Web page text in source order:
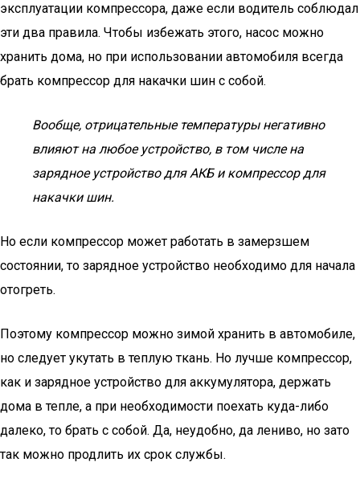
эксплуатации компрессора, даже если водитель соблюдал
эти два правила. Чтобы избежать этого, насос можно
хранить дома, но при использовании автомобиля всегда
брать компрессор для накачки шин с собой.
Вообще, отрицательные температуры негативно
влияют на любое устройство, в том числе на
зарядное устройство для АКБ и компрессор для
накачки шин.
Но если компрессор может работать в замерзшем
состоянии, то зарядное устройство необходимо для начала
отогреть.
Поэтому компрессор можно зимой хранить в автомобиле,
но следует укутать в теплую ткань. Но лучше компрессор,
как и зарядное устройство для аккумулятора, держать
дома в тепле, а при необходимости поехать куда-либо
далеко, то брать с собой. Да, неудобно, да лениво, но зато
так можно продлить их срок службы.